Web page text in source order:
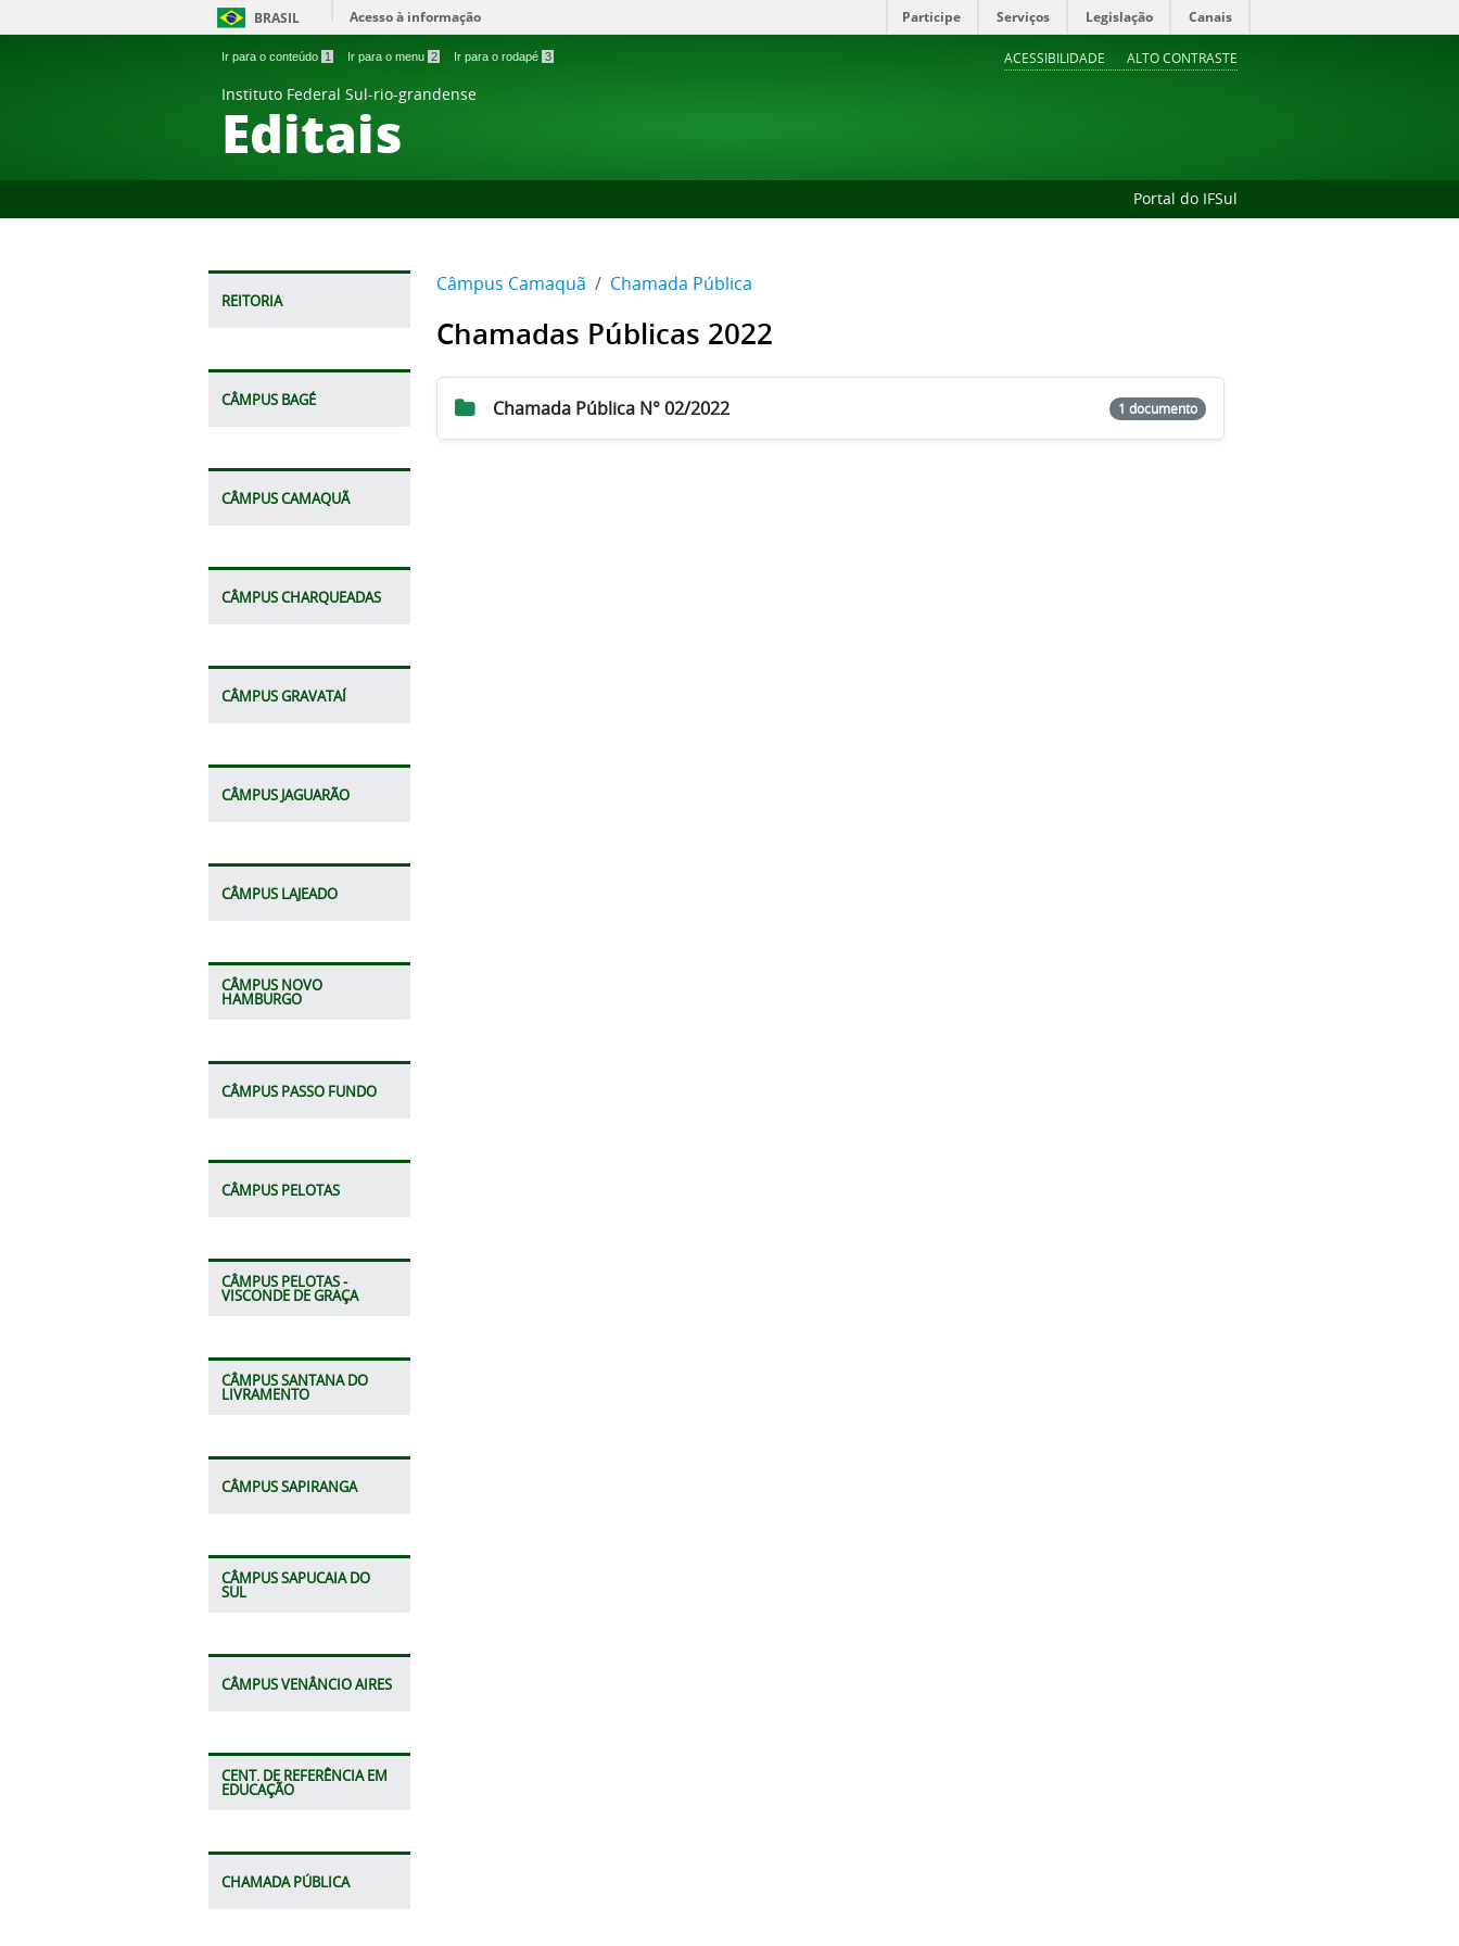
BRASIL Acesso à informação Participe Serviços Legislação Canais
Ir para o conteúdo 1 Ir para o menu 2 Ir para o rodapé 3 ACESSIBILIDADE ALTO CONTRASTE
Instituto Federal Sul-rio-grandense
Editais
Portal do IFSul
REITORIA
CÂMPUS BAGÉ
CÂMPUS CAMAQUÃ
CÂMPUS CHARQUEADAS
CÂMPUS GRAVATAÍ
CÂMPUS JAGUARÃO
CÂMPUS LAJEADO
CÂMPUS NOVO
HAMBURGO
CÂMPUS PASSO FUNDO
CÂMPUS PELOTAS
CÂMPUS PELOTAS -
VISCONDE DE GRAÇA
CÂMPUS SANTANA DO
LIVRAMENTO
CÂMPUS SAPIRANGA
CÂMPUS SAPUCAIA DO
SUL
CÂMPUS VENÂNCIO AIRES
CENT. DE REFERÊNCIA EM
EDUCAÇÃO
CHAMADA PÚBLICA
Câmpus Camaquã Chamada Pública
Chamadas Públicas 2022
Chamada Pública N° 02/2022 1 documento